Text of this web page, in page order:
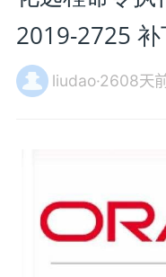
2019-2725 补
liudao·2608天